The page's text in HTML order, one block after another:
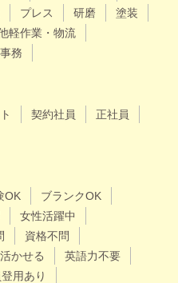
プレス 研磨
塗装
軽作業・物流
務
契約社員
正社員
OK
ブランクOK
女性活躍中
資格不問
かせる
英語力不要
用あり